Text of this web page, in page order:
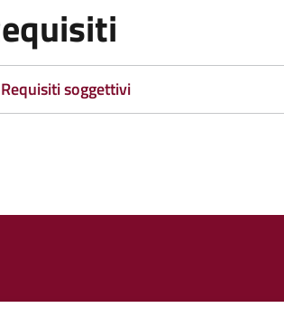
Requisiti soggettivi